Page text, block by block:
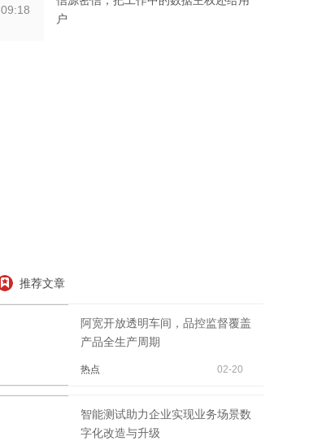
09:18
户
推荐文章
阿宽开放透明车间，品控监督覆盖
产品全生产周期
热点 02-20
智能测试助力企业实现业务场景数
字化改造与升级